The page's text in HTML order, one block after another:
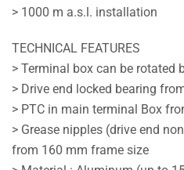
> 1000 m a.s.l. installation
TECHNICAL FEATURES
> Terminal box can be rotated
> Drive end locked bearing
> PTC in main terminal Box
> Grease nipples (drive end
from 160 mm frame size